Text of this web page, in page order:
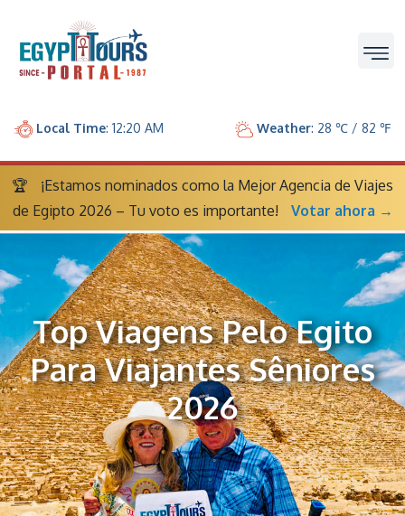
Local Time: 12:20 AM Weather: 28 ℃ / 82 ℉
🏆
¡Estamos nominados como la Mejor Agencia de Viajes
de Egipto 2026 – Tu voto es importante!
Votar ahora →
Top Viagens Pelo Egito
Para Viajantes Sêniores
2026